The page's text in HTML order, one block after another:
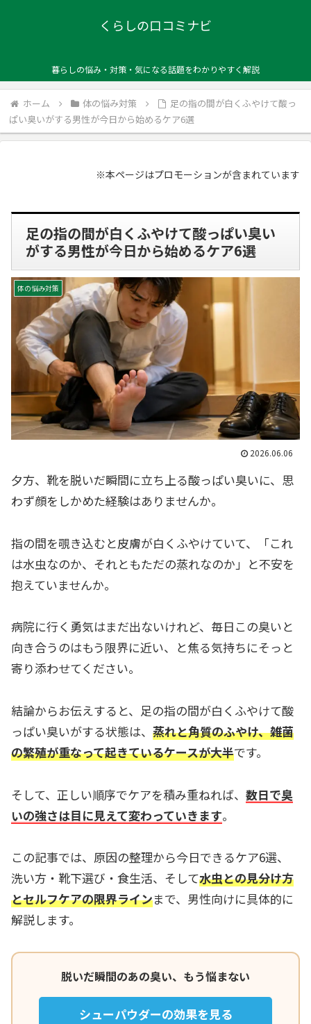
くらしの口コミナビ
暮らしの悩み・対策・気になる話題をわかりやすく解説
ホーム 体の悩み対策
足の指の間が白くふやけて酸っ
ぱい臭いがする男性が今日から始めるケア6選
※本ページはプロモーションが含まれています
足の指の間が白くふやけて酸っぱい臭い
がする男性が今日から始めるケア6選
体の悩み対策
2026.06.06
夕方、靴を脱いだ瞬間に立ち上る酸っぱい臭いに、思
わず顔をしかめた経験はありませんか。
指の間を覗き込むと皮膚が白くふやけていて、「これ
は水虫なのか、それともただの蒸れなのか」と不安を
抱えていませんか。
病院に行く勇気はまだ出ないけれど、毎日この臭いと
向き合うのはもう限界に近い、と焦る気持ちにそっと
寄り添わせてください。
結論からお伝えすると、足の指の間が白くふやけて酸
っぱい臭いがする状態は、 蒸れと角質のふやけ、雑菌
の繁殖が重なって起きているケースが大半です。
そして、正しい順序でケアを積み重ねれば、 数日で臭
いの強さは目に見えて変わっていきます。
この記事では、原因の整理から今日できるケア6選、
洗い方・靴下選び・食生活、そして水虫との見分け方
とセルフケアの限界ラインまで、男性向けに具体的に
解説します。
脱いだ瞬間のあの臭い、もう悩まない
シューパウダーの効果を見る